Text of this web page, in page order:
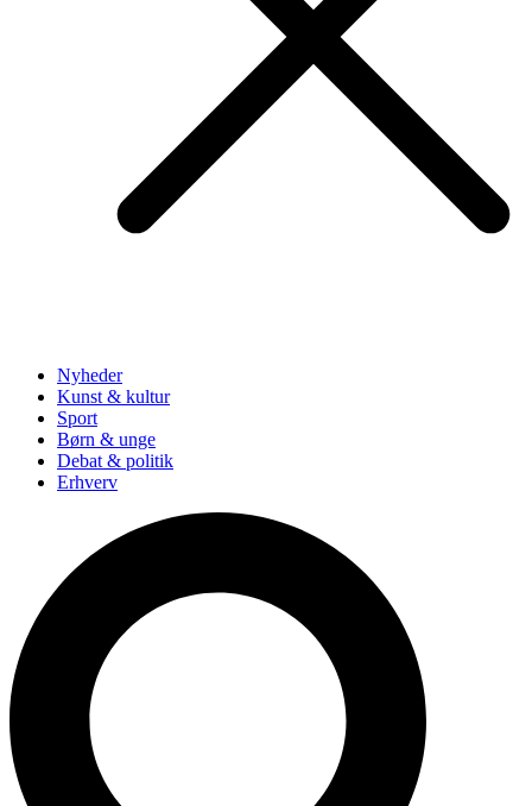
Nyheder
Kunst & kultur
Sport
Børn & unge
Debat & politik
Erhverv